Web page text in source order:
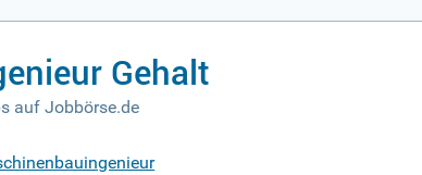
Gehalt
auf Jobbörse.de